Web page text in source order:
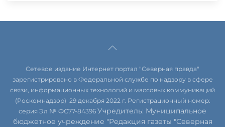
Сетевое издание Интернет портал "Северная правда"
зарегистрировано в Федеральной службе по надзору в сфере
связи, информационных технологий и массовых коммуникаций
(Роскомнадзор) 29 декабря 2022 г. Регистрационный номер:
серия Эл № ФС77-84396 Учредитель: Муниципальное
бюджетное учреждение "Редакция газеты "Северная